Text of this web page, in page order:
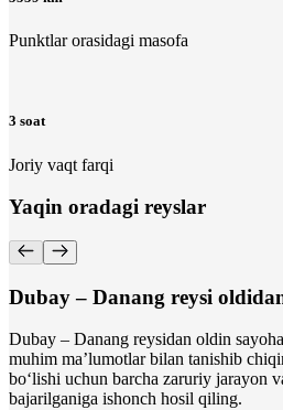
Punktlar orasidagi masofa
3 soat
Joriy vaqt farqi
Yaqin oradagi reyslar
Dubay – Danang reysi
Dubay – Danang reysidan oldin
muhim ma’lumotlar bilan tanishib
bo‘lishi uchun barcha zaruriy jarayon
bajarilganiga ishonch hosil qiling.